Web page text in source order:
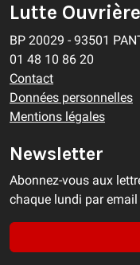
Lutte Ouvrière
BP 20029 - 93501
01 48 10 86 20
Contact
Données personnelles
Mentions légales
Newsletter
Abonnez-vous aux
chaque lundi par